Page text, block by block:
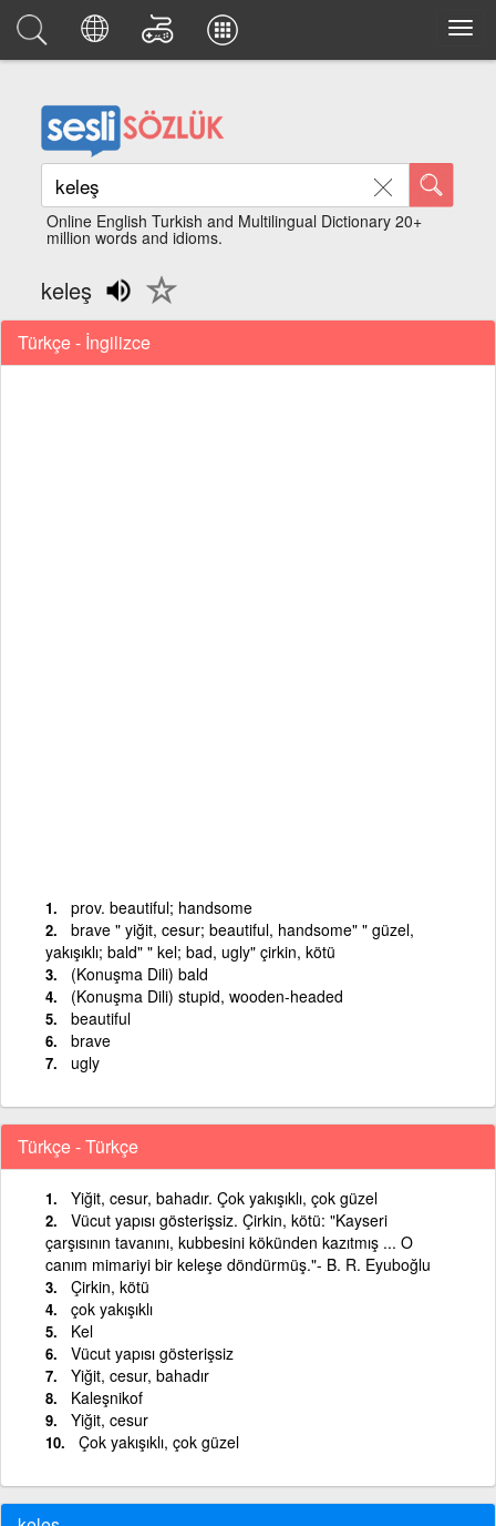
Online English Turkish and Multilingual Dictionary 20+
million words and idioms.
keleş
Türkçe - İngilizce
prov. beautiful; handsome
brave " yiğit, cesur; beautiful, handsome" " güzel,
yakışıklı; bald" " kel; bad, ugly" çirkin, kötü
(Konuşma Dili) bald
(Konuşma Dili) stupid, wooden-headed
beautiful
brave
ugly
Türkçe - Türkçe
Yiğit, cesur, bahadır. Çok yakışıklı, çok güzel
Vücut yapısı gösterişsiz. Çirkin, kötü: "Kayseri
çarşısının tavanını, kubbesini kökünden kazıtmış ... O
canım mimariyi bir keleşe döndürmüş."- B. R. Eyuboğlu
Çirkin, kötü
çok yakışıklı
Kel
Vücut yapısı gösterişsiz
Yiğit, cesur, bahadır
Kaleşnikof
Yiğit, cesur
Çok yakışıklı, çok güzel